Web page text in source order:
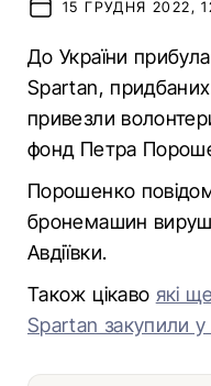
15 ГРУДНЯ 2022,
До України
Spartan, придбаних
привезли
фонд Петра
Порошенко
бронемашин
Авдіївки.
Також цікаво які
Spartan закупили у